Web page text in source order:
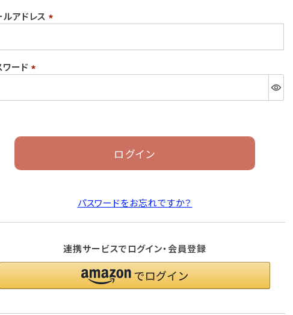
ルアドレス
須)
ワード
須)
ログイン
パスワードをお忘れですか？
連携サービスでログイン・会員登録